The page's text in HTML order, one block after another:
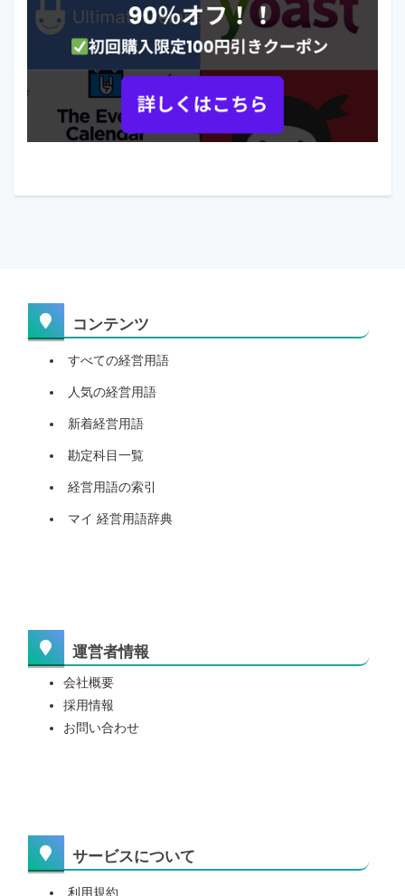
コンテンツ
すべての経営用語
人気の経営用語
新着経営用語
勘定科目一覧
経営用語の索引
マイ 経営用語辞典
運営者情報
会社概要
採用情報
お問い合わせ
サービスについて
利用規約